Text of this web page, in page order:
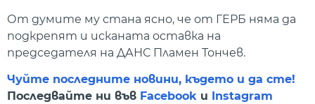
От думите му стана ясно, че от ГЕРБ няма да
подкрепят и исканата оставка на
председателя на ДАНС Пламен Тончев.
Чуйте последните новини, където и да сте!
Последвайте ни във Facebook и
Instagram